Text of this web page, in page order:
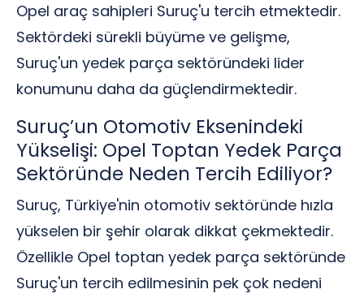
Opel araç sahipleri Suruç'u tercih etmektedir.
Sektördeki sürekli büyüme ve gelişme,
Suruç'un yedek parça sektöründeki lider
konumunu daha da güçlendirmektedir.
Suruç’un Otomotiv Eksenindeki
Yükselişi: Opel Toptan Yedek Parça
Sektöründe Neden Tercih Ediliyor?
Suruç, Türkiye'nin otomotiv sektöründe hızla
yükselen bir şehir olarak dikkat çekmektedir.
Özellikle Opel toptan yedek parça sektöründe
Suruç'un tercih edilmesinin pek çok nedeni